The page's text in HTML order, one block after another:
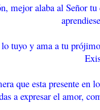
mejor alaba al Señor
tuyo y ama a tu
que esta presente en
a expresar el amor,